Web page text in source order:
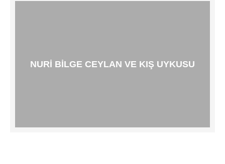
NURI BILGE CEYLAN VE KIŞ UYKUSU